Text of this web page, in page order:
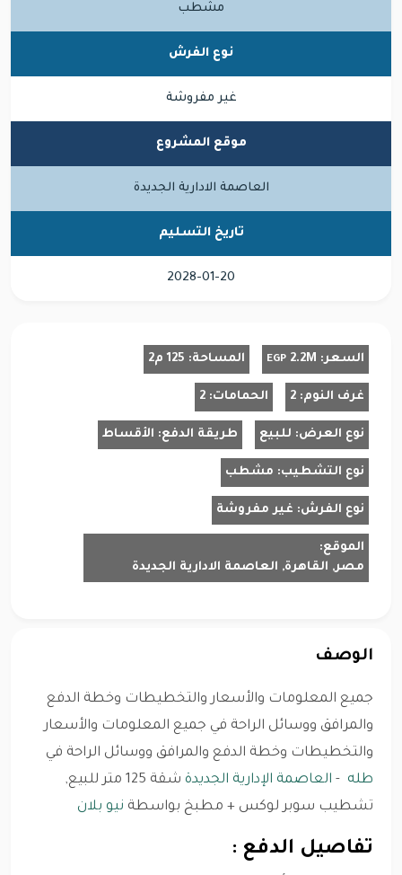
مشطب
نوع الفرش
غير مفروشة
موقع المشروع
العاصمة الادارية الجديدة
تاريخ التسليم
2028-01-20
السعر: 2.2M
EGP المساحة: 125 م2
غرف النوم: 2 الحمامات: 2
نوع العرض: للبيع طريقة الدفع: الأقساط
نوع التشطيب: مشطب
نوع الفرش: غير مفروشة
الموقع:
مصر, القاهرة, العاصمة الادارية الجديدة
الوصف
جميع المعلومات والأسعار والتخطيطات وخطة الدفع
والمرافق ووسائل الراحة في جميع المعلومات والأسعار
والتخطيطات وخطة الدفع والمرافق ووسائل الراحة في
طله - العاصمة الإدارية الجديدة
شقة 125 متر للبيع,
تشطيب سوبر لوكس + مطبخ بواسطة نيو بلان
تفاصيل الدفع :